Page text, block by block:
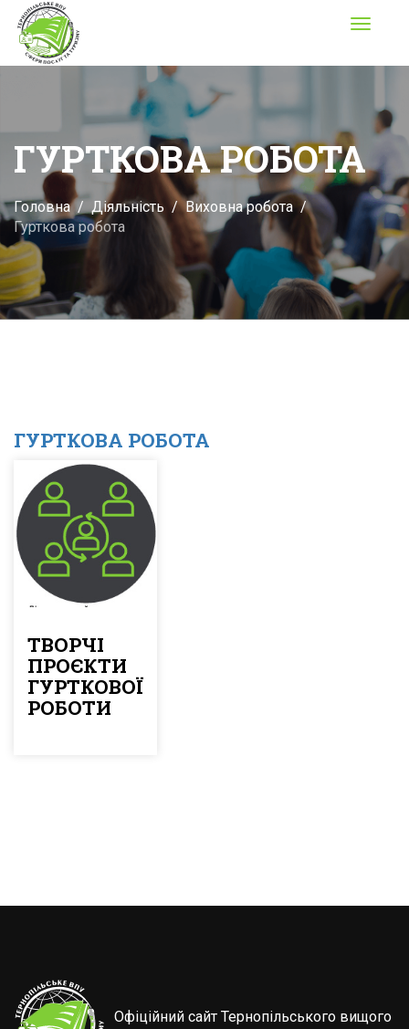
Toggle
ГУРТКОВА РОБОТА
Головна Діяльність
Виховна робота
Гурткова робота
ГУРТКОВА РОБОТА
ТВОРЧІ
ПРОЄКТИ
ГУРТКОВОЇ
РОБОТИ
Офіційний сайт Тернопільського вищого